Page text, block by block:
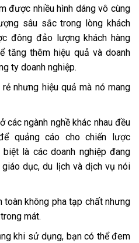
được nhiều hình dáng vô cùng
sâu sắc trong lòng khách
đông đảo lượng khách hàng
tăng thêm hiệu quả và doanh
ty doanh nghiệp.
nhưng hiệu quả mà nó mang
các ngành nghề khác nhau đều
quảng cáo cho chiến lược
là các doanh nghiệp đang
dục, du lịch và dịch vụ nói
toàn không pha tạp chất nhưng
mát.
khi sử dụng, bạn có thể đem